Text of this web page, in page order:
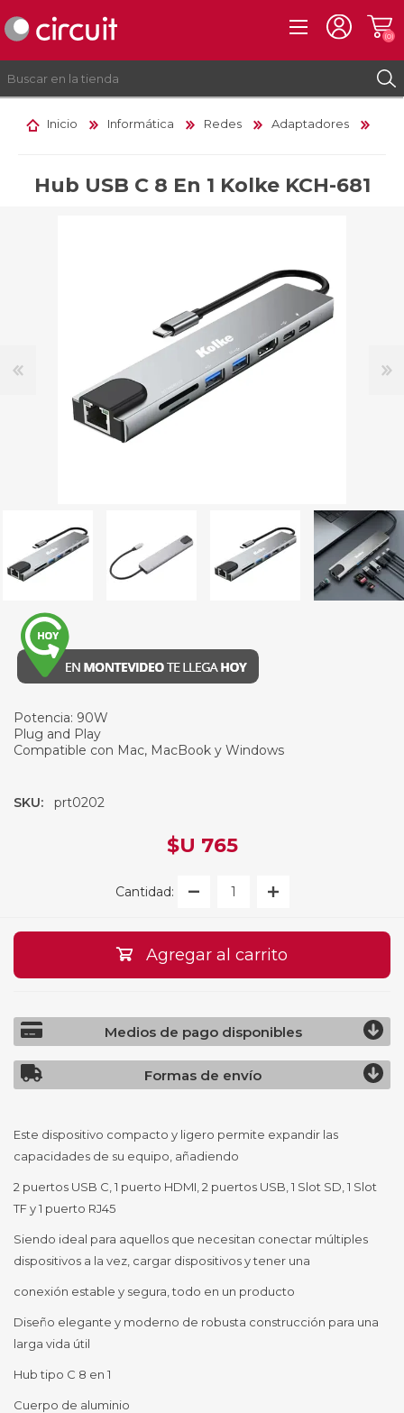
INICIAR SESIÓN
(0)
Inicio Informática Redes Adaptadores
Hub USB C 8 En 1 Kolke KCH-681
Potencia: 90W
Plug and Play
Compatible con Mac, MacBook y Windows
SKU: prt0202
$U 765
Cantidad:
Agregar al carrito
Medios de pago disponibles
Formas de envío
Este dispositivo compacto y ligero permite expandir las
capacidades de su equipo, añadiendo
2 puertos USB C, 1 puerto HDMI, 2 puertos USB, 1 Slot SD, 1 Slot
TF y 1 puerto RJ45
Siendo ideal para aquellos que necesitan conectar múltiples
dispositivos a la vez, cargar dispositivos y tener una
conexión estable y segura, todo en un producto
Diseño elegante y moderno de robusta construcción para una
larga vida útil
Hub tipo C 8 en 1
Cuerpo de aluminio